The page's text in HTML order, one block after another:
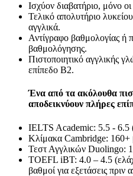
Ισχύον διαβατήριο, μόνο οι
Τελικό απολυτήριο
αγγλικά.
Αντίγραφο βαθμολογίας ή
βαθμολόγησης.
Πιστοποιητικό αγγλικής
επίπεδο Β2.
Ένα από τα ακόλουθα
αποδεικνύουν πλήρες
IELTS Academic: 5.5 - 6.5
Κλίμακα Cambridge: 160+
Τεστ Αγγλικών Duolingo:
TOEFL iBT: 4.0 – 4.5
βαθμοί για εξετάσεις πριν